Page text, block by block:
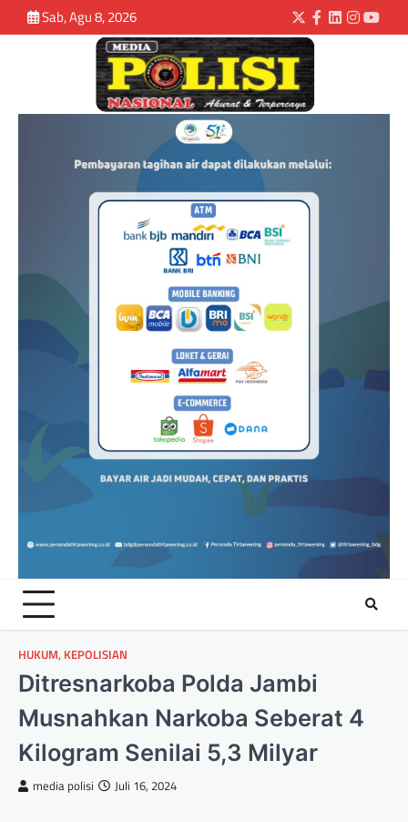
Sab, Agu 8, 2026
HUKUM, KEPOLISIAN
Ditresnarkoba Polda Jambi
Musnahkan Narkoba Seberat 4
Kilogram Senilai 5,3 Milyar
media polisi Juli 16, 2024